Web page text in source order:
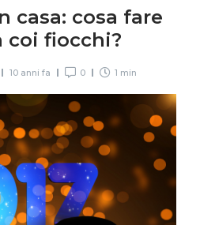
casa: cosa fare
coi fiocchi?
10 anni fa 0 1 min